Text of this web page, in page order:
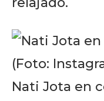
Nati Jota en